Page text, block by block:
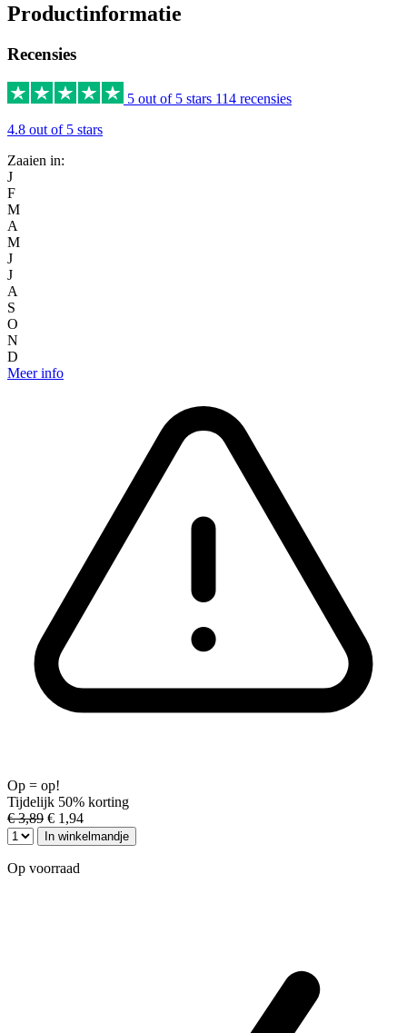
Productinformatie
Recensies
5 out of 5 stars 114 recensies
4.8 out of 5 stars
Zaaien in:
J
F
M
A
M
J
J
A
S
O
N
D
Meer info
Op = op!
Tijdelijk 50% korting
€ 3,89 € 1,94
In winkelmandje
Op voorraad